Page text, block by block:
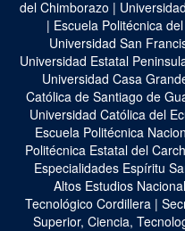
del Chimborazo |
| Escuela Politécnica
Universidad San
Universidad Estatal
Universidad Casa
Católica de Santiago de
Universidad Católica del
Escuela Politécnica
Politécnica Estatal del
Especialidades Espíritu
Altos Estudios
Tecnológico Cordillera |
Superior, Ciencia,